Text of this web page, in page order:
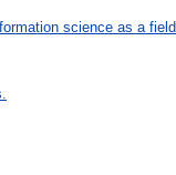
science as a field.